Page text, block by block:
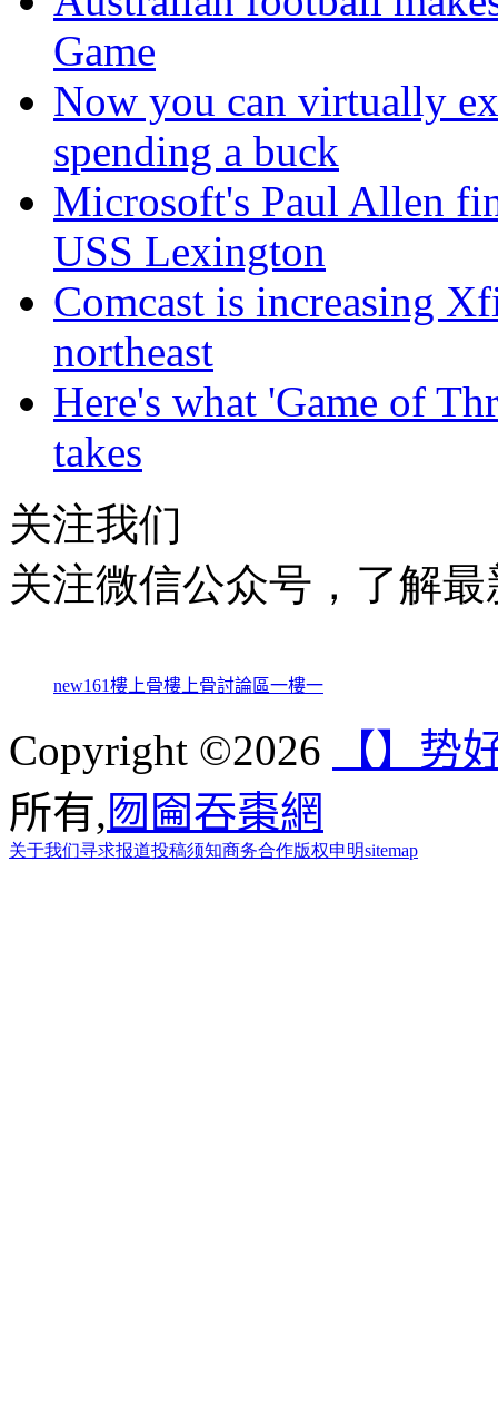
Game
Now you can virtually
spending a buck
Microsoft's Paul Allen
USS Lexington
Comcast is increasing
northeast
Here's what 'Game of
takes
关注我们
关注微信公众号，了解
new161樓上骨樓上骨討論區一樓一
Copyright ©2026
【】势
所有,囫圇吞棗網
关于我们寻求报道投稿须知商务合作版权申明sitemap